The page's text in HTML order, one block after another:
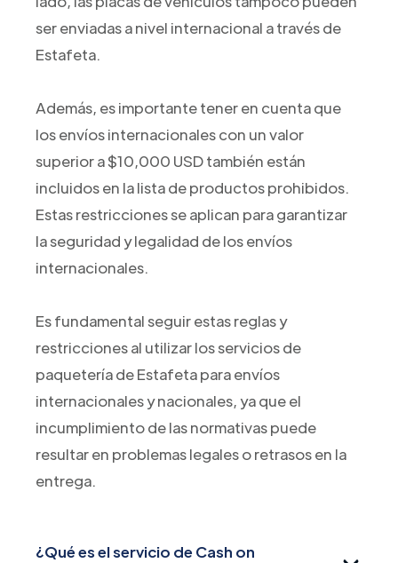
ser enviadas a nivel internacional a través de
Estafeta.
Además, es importante tener en cuenta que
los envíos internacionales con un valor
superior a $10,000 USD también están
incluidos en la lista de productos prohibidos.
Estas restricciones se aplican para garantizar
la seguridad y legalidad de los envíos
internacionales.
Es fundamental seguir estas reglas y
restricciones al utilizar los servicios de
paquetería de Estafeta para envíos
internacionales y nacionales, ya que el
incumplimiento de las normativas puede
resultar en problemas legales o retrasos en la
entrega.
¿Qué es el servicio de Cash on